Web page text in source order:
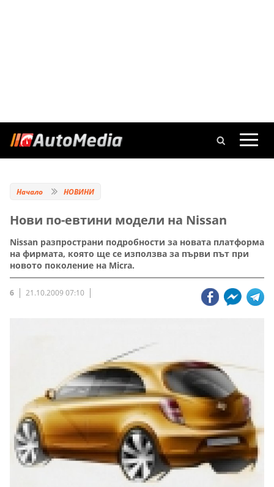
Начало НОВИНИ
Нови по-евтини модели на Nissan
Nissan разпространи подробности за новата платформа
на фирмата, която ще се използва за първи път при
новото поколение на Micra.
6 21.10.2009 07:10